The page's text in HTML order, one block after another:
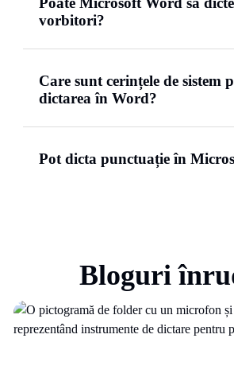
vorbitori?
Care sunt cerințele de sistem
dictarea în Word?
Pot dicta punctuație în
Bloguri